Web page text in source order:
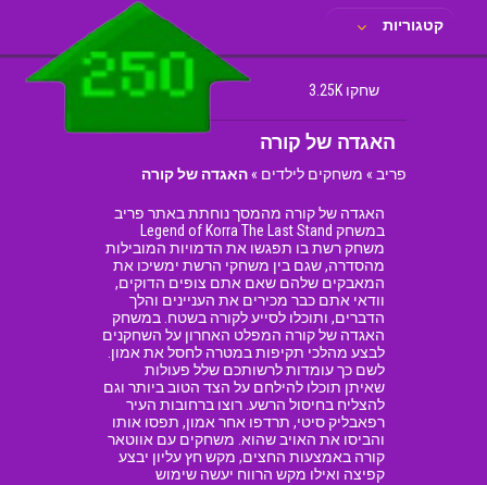
קטגוריות
שחקו 3.25K
האגדה של קורה
פריב » משחקים לילדים »האגדה של קורה
האגדה של קורה מהמסך נוחתת באתר פריב
במשחק Legend of Korra The Last Stand
משחק רשת בו תפגשו את הדמויות המובילות
מהסדרה, שגם בין משחקי הרשת ימשיכו את
המאבקים שלהם שאם אתם צופים הדוקים,
וודאי אתם כבר מכירים את העניינים והלך
הדברים, ותוכלו לסייע לקורה בשטח. במשחק
האגדה של קורה המפלט האחרון על השחקנים
לבצע מהלכי תקיפות במטרה לחסל את אמון.
לשם כך עומדות לרשותכם שלל פעולות
שאיתן תוכלו להילחם על הצד הטוב ביותר וגם
להצליח בחיסול הרשע. רוצו ברחובות העיר
רפאבליק סיטי, תרדפו אחר אמון, תפסו אותו
והביסו את האויב שהוא. משחקים עם אווטאר
קורה באמצעות החצים, מקש חץ עליון יבצע
קפיצה ואילו מקש הרווח יעשה שימוש